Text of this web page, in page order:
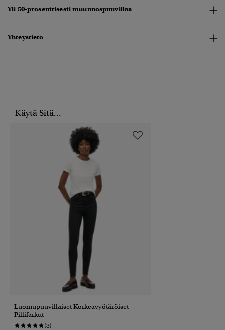
Yli 50-prosenttisesti muunnospuuvillaa
Yhteystieto
Käytä Sitä...
Luomupuuvillaiset Korkeavyötäröiset
Pillifarkut
(3)